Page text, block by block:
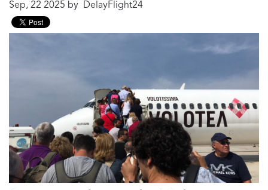
Sep, 22 2025 by DelayFlight24